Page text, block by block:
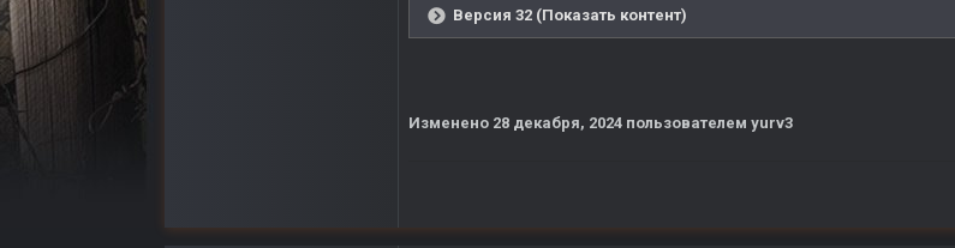
Версия 32 (Показать контент)
Изменено 28 декабря, 2024 пользователем yurv3